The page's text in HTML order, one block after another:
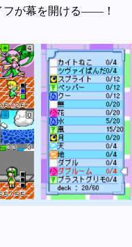
フが幕を開ける――！